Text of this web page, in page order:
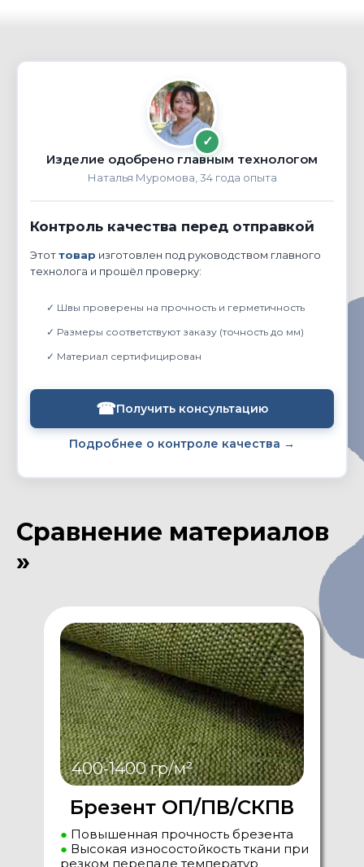
✓
Изделие одобрено главным технологом
Наталья Муромова, 34 года опыта
Контроль качества перед отправкой
Этоттовар изготовлен под руководством главного
технолога и прошёл проверку:
✓ Швы проверены на прочность и герметичность
✓ Размеры соответствуют заказу (точность до мм)
✓ Материал сертифицирован
☎Получить консультацию
Подробнее о контроле качества →
Сравнение материалов
»
Брезент ОП/ПВ/СКПВ
● Повышенная прочность брезента
● Высокая износостойкость ткани при
резком перепаде температур
400-1400 гр/м²